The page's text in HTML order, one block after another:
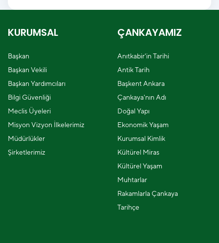
KURUMSAL
Başkan
Başkan Vekili
Başkan Yardımcıları
Bilgi Güvenliği
Meclis Üyeleri
Misyon Vizyon İlkelerimiz
Müdürlükler
Şirketlerimiz
ÇANKAYAMIZ
Anıtkabir'in Tarihi
Antik Tarih
Başkent Ankara
Çankaya'nın Adı
Doğal Yapı
Ekonomik Yaşam
Kurumsal Kimlik
Kültürel Miras
Kültürel Yaşam
Muhtarlar
Rakamlarla Çankaya
Tarihçe